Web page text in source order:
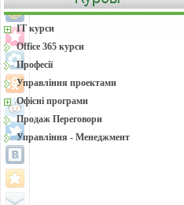
IT курси
Office 365 курси
Професії
Управління проектами
Офісні програми
Продаж Переговори
Управління - Менеджмент